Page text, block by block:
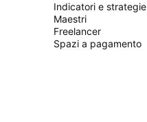
Indicatori e strategie
Maestri
Freelancer
Spazi a pagamento